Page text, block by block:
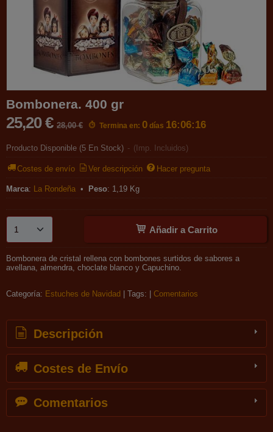
Bombonera. 400 gr
25,20 € 28,00 € Termina en: 0 días 16:06:16
Producto Disponible (5 En Stock) - (Imp. Incluidos)
Costes de envío Ver descripción Hacer pregunta
Marca: La Rondeña • Peso: 1,19 Kg
Añadir a Carrito
Bombonera de cristal rellena con bombones surtidos de sabores a
avellana, almendra, choclate blanco y Capuchino.
Categoría: Estuches de Navidad Tags: Comentarios
Descripción
Costes de Envío
Comentarios